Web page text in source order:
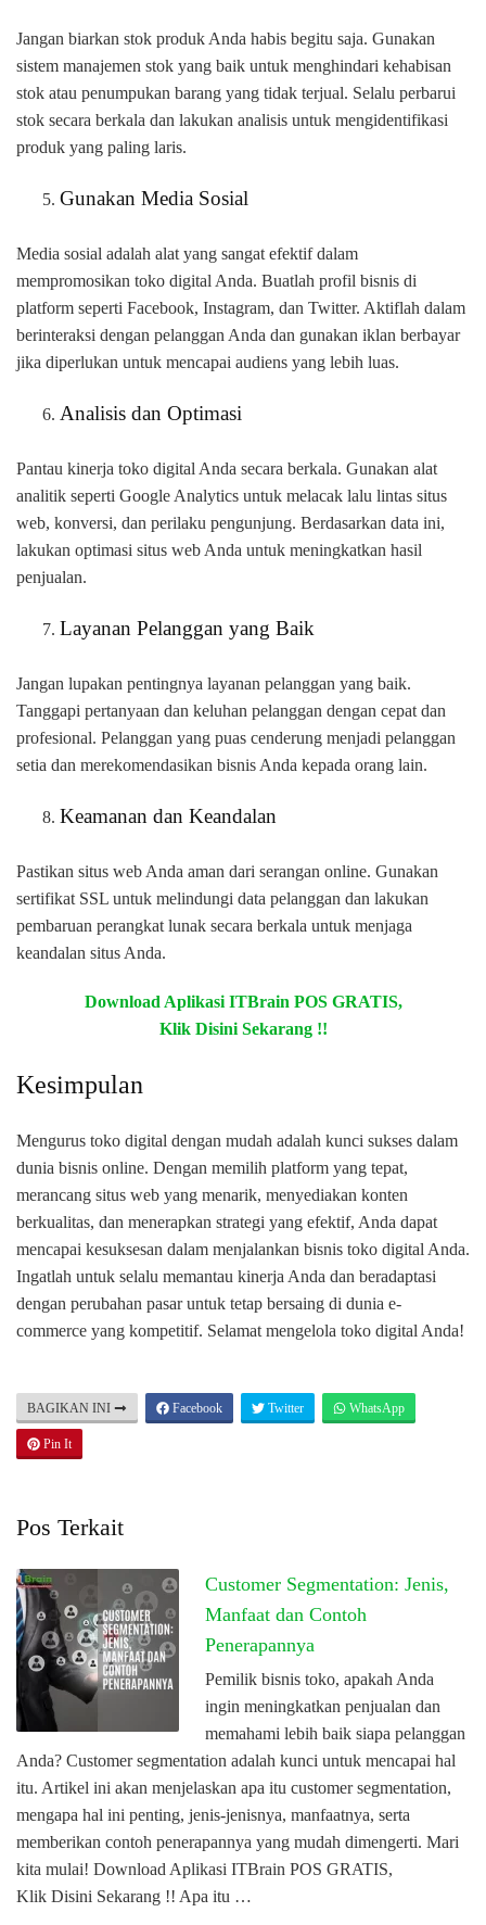
Jangan biarkan stok produk Anda habis begitu saja. Gunakan
sistem manajemen stok yang baik untuk menghindari kehabisan
stok atau penumpukan barang yang tidak terjual. Selalu perbarui
stok secara berkala dan lakukan analisis untuk mengidentifikasi
produk yang paling laris.
Gunakan Media Sosial
Media sosial adalah alat yang sangat efektif dalam
mempromosikan toko digital Anda. Buatlah profil bisnis di
platform seperti Facebook, Instagram, dan Twitter. Aktiflah dalam
berinteraksi dengan pelanggan Anda dan gunakan iklan berbayar
jika diperlukan untuk mencapai audiens yang lebih luas.
Analisis dan Optimasi
Pantau kinerja toko digital Anda secara berkala. Gunakan alat
analitik seperti Google Analytics untuk melacak lalu lintas situs
web, konversi, dan perilaku pengunjung. Berdasarkan data ini,
lakukan optimasi situs web Anda untuk meningkatkan hasil
penjualan.
Layanan Pelanggan yang Baik
Jangan lupakan pentingnya layanan pelanggan yang baik.
Tanggapi pertanyaan dan keluhan pelanggan dengan cepat dan
profesional. Pelanggan yang puas cenderung menjadi pelanggan
setia dan merekomendasikan bisnis Anda kepada orang lain.
Keamanan dan Keandalan
Pastikan situs web Anda aman dari serangan online. Gunakan
sertifikat SSL untuk melindungi data pelanggan dan lakukan
pembaruan perangkat lunak secara berkala untuk menjaga
keandalan situs Anda.
Download Aplikasi ITBrain POS GRATIS,
Klik Disini Sekarang !!
Kesimpulan
Mengurus toko digital dengan mudah adalah kunci sukses dalam
dunia bisnis online. Dengan memilih platform yang tepat,
merancang situs web yang menarik, menyediakan konten
berkualitas, dan menerapkan strategi yang efektif, Anda dapat
mencapai kesuksesan dalam menjalankan bisnis toko digital Anda.
Ingatlah untuk selalu memantau kinerja Anda dan beradaptasi
dengan perubahan pasar untuk tetap bersaing di dunia e-
commerce yang kompetitif. Selamat mengelola toko digital Anda!
BAGIKAN INI Facebook Twitter WhatsApp
Pin It
Pos Terkait
Customer Segmentation: Jenis,
Manfaat dan Contoh
Penerapannya
Pemilik bisnis toko, apakah Anda
ingin meningkatkan penjualan dan
memahami lebih baik siapa pelanggan
Anda? Customer segmentation adalah kunci untuk mencapai hal
itu. Artikel ini akan menjelaskan apa itu customer segmentation,
mengapa hal ini penting, jenis-jenisnya, manfaatnya, serta
memberikan contoh penerapannya yang mudah dimengerti. Mari
kita mulai! Download Aplikasi ITBrain POS GRATIS,
Klik Disini Sekarang !! Apa itu …